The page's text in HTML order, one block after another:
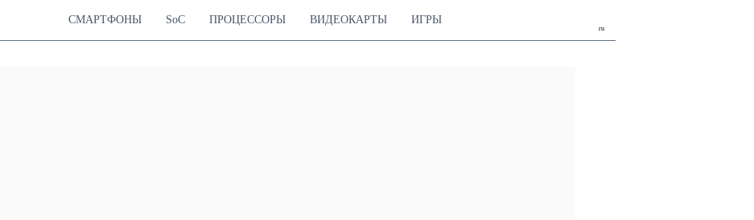
ru
СМАРТФОНЫ SoC ПРОЦЕССОРЫ ВИДЕОКАРТЫ ИГРЫ